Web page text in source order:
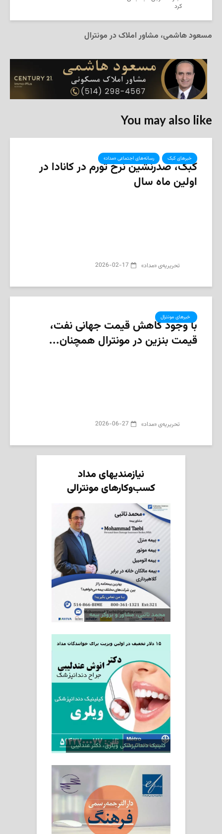
کرد
مسعود هاشمی، مشاور املاک در مونترال
You may also like
خبرهای کبک رسانه‌های اجتماعی «مداد»
کبک، صدرنشین نرخ تورم در کانادا در
اولین ماه سال
تحریریه‌ی «مداد» 2026-02-17
‌ خبرهای مونترال
با وجود کاهش قیمت جهانی نفت،
قیمت بنزین در مونترال همچنان...
تحریریه‌ی «مداد» 2026-06-27
نیازمندیهای مداد
کسب‌وکارهای مونترالی
محمد تائبی، مشاور و بروکر بیمه
کلینیک دندانپزشکی ویلری، دکتر عندلیبی